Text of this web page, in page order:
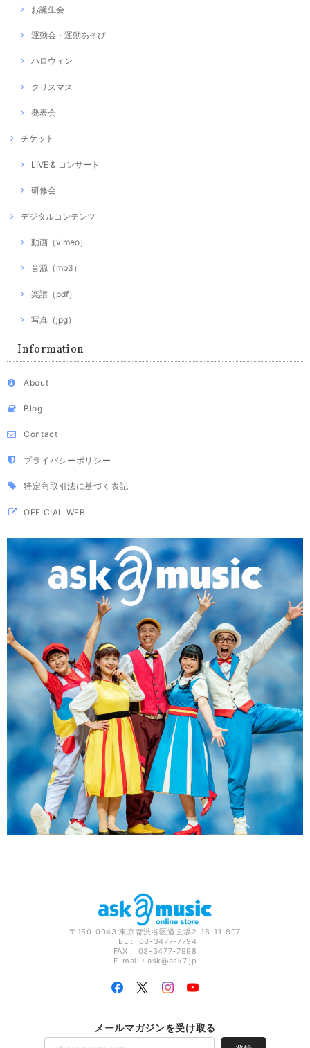
お誕生会
運動会・運動あそび
ハロウィン
クリスマス
発表会
チケット
LIVE & コンサート
研修会
デジタルコンテンツ
動画（vimeo）
音源（mp3）
楽譜（pdf）
写真（jpg）
Information
About
Blog
Contact
プライバシーポリシー
特定商取引法に基づく表記
OFFICIAL WEB
〒150-0043 東京都渋谷区道玄坂2-18-11-807
TEL： 03-3477-7794
FAX： 03-3477-7998
E-mail：ask@ask7.jp
メールマガジンを受け取る